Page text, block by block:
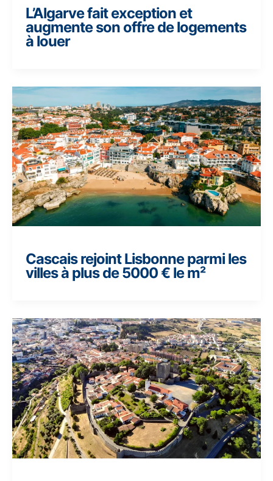
L’Algarve fait exception et
augmente son offre de logements
à louer
Cascais rejoint Lisbonne parmi les
villes à plus de 5000 € le m²